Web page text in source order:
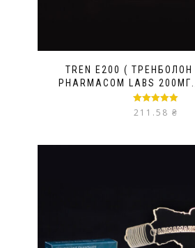
TREN E200 (
PHARMACOM LABS
Оцінено в
5.00з 5
211.58 ₴